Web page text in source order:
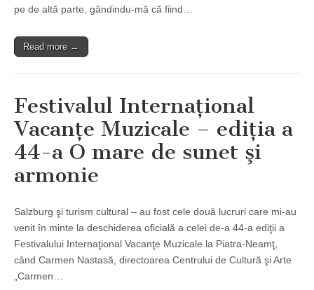
pe de altă parte, gândindu-mă că fiind…
Read more →
Festivalul Internaţional
Vacanţe Muzicale – ediţia a
44-a O mare de sunet şi
armonie
Salzburg şi turism cultural – au fost cele două lucruri care mi-au
venit în minte la deschiderea oficială a celei de-a 44-a ediţii a
Festivalului Internaţional Vacanţe Muzicale la Piatra-Neamţ,
când Carmen Nastasă, directoarea Centrului de Cultură şi Arte
„Carmen…